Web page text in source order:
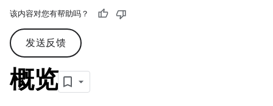
该内容对您有帮助吗？
发送反馈
概览